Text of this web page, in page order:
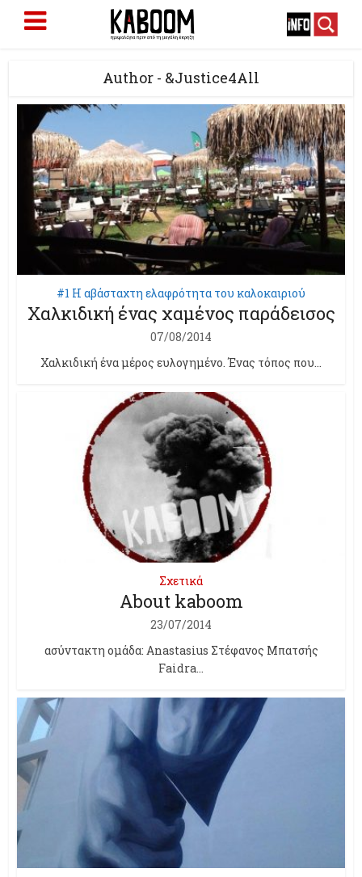
Author - &Justice4All
#1 Η αβάσταχτη ελαφρότητα του καλοκαιριού
Χαλκιδική ένας χαμένος παράδεισος
07/08/2014
Χαλκιδική ένα μέρος ευλογημένο. Ένας τόπος που...
Σχετικά
About kaboom
23/07/2014
ασύντακτη ομάδα: Anastasius Στέφανος Μπατσής
Faidra...